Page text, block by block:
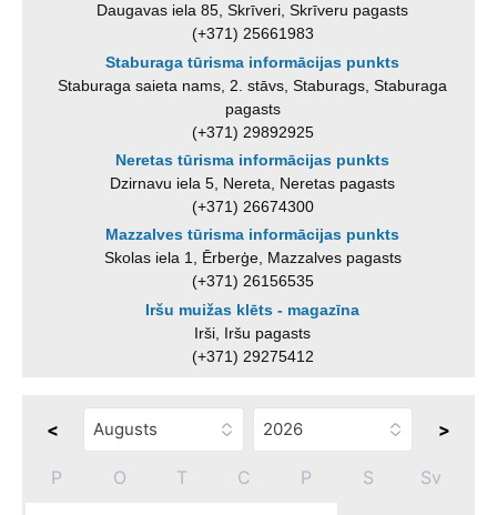
Daugavas iela 85, Skrīveri, Skrīveru pagasts
(+371) 25661983
Staburaga tūrisma informācijas punkts
Staburaga saieta nams, 2. stāvs, Staburags, Staburaga
pagasts
(+371) 29892925
Neretas tūrisma informācijas punkts
Dzirnavu iela 5, Nereta, Neretas pagasts
(+371) 26674300
Mazzalves tūrisma informācijas punkts
Skolas iela 1, Ērberģe, Mazzalves pagasts
(+371) 26156535
Iršu muižas klēts - magazīna
Irši, Iršu pagasts
(+371) 29275412
< >
P O T C P S Sv